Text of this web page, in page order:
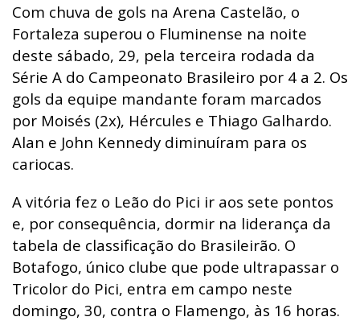
Com chuva de gols na Arena Castelão, o
Fortaleza superou o Fluminense na noite
deste sábado, 29, pela terceira rodada da
Série A do Campeonato Brasileiro por 4 a 2. Os
gols da equipe mandante foram marcados
por Moisés (2x), Hércules e Thiago Galhardo.
Alan e John Kennedy diminuíram para os
cariocas.
A vitória fez o Leão do Pici ir aos sete pontos
e, por consequência, dormir na liderança da
tabela de classificação do Brasileirão. O
Botafogo, único clube que pode ultrapassar o
Tricolor do Pici, entra em campo neste
domingo, 30, contra o Flamengo, às 16 horas.